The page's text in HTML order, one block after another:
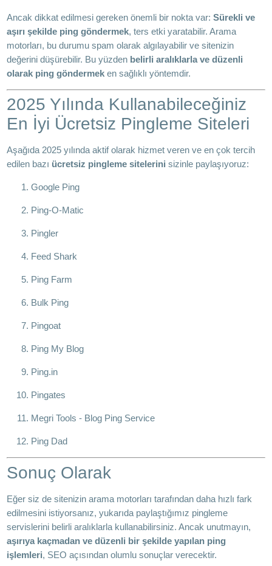
Ancak dikkat edilmesi gereken önemli bir nokta var:Sürekli ve
aşırı şekilde ping göndermek, ters etki yaratabilir. Arama
motorları, bu durumu spam olarak algılayabilir ve sitenizin
değerini düşürebilir. Bu yüzden belirli aralıklarla ve düzenli
olarak ping göndermek en sağlıklı yöntemdir.
2025 Yılında Kullanabileceğiniz
En İyi Ücretsiz Pingleme Siteleri
Aşağıda 2025 yılında aktif olarak hizmet veren ve en çok tercih
edilen bazı ücretsiz pingleme sitelerini sizinle paylaşıyoruz:
Google Ping
Ping-O-Matic
Pingler
Feed Shark
Ping Farm
Bulk Ping
Pingoat
Ping My Blog
Ping.in
Pingates
Megri Tools - Blog Ping Service
Ping Dad
Sonuç Olarak
Eğer siz de sitenizin arama motorları tarafından daha hızlı fark
edilmesini istiyorsanız, yukarıda paylaştığımız pingleme
servislerini belirli aralıklarla kullanabilirsiniz. Ancak unutmayın,
aşırıya kaçmadan ve düzenli bir şekilde yapılan ping
işlemleri, SEO açısından olumlu sonuçlar verecektir.